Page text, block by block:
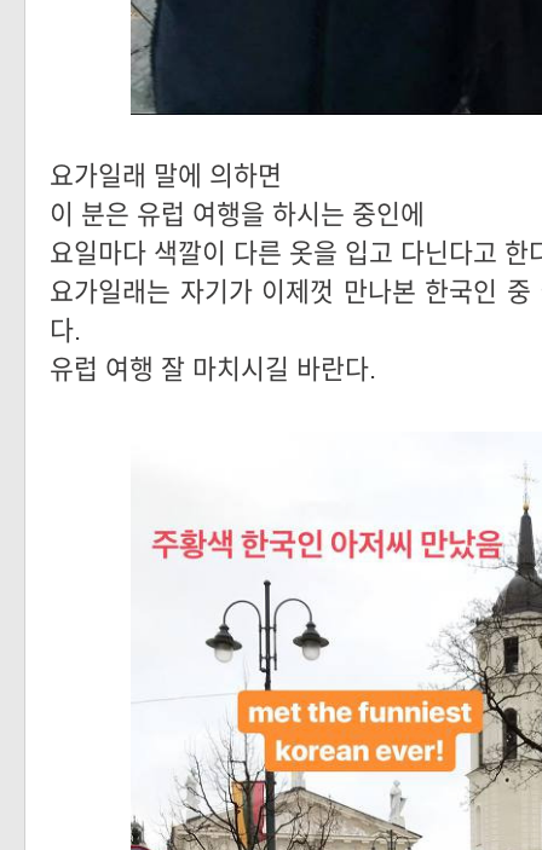
요가일래 말에 의하면
이 분은 유럽 여행을 하시는 중인에
요일마다 색깔이 다른 옷을 입고 다닌다고 한
요가일래는 자기가 이제껏 만나본 한국인
다.
유럽 여행 잘 마치시길 바란다.